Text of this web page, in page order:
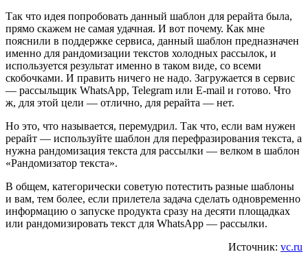
Так что идея попробовать данный шаблон для рерайта была,
прямо скажем не самая удачная. И вот почему. Как мне
пояснили в поддержке сервиса, данный шаблон предназначен
именно для рандомизации текстов холодных рассылок, и
используется результат именно в таком виде, со всеми
скобочками. И править ничего не надо. Загружается в сервис
— рассыльщик WhatsApp, Telegram или E-mail и готово. Что
ж, для этой цели — отлично, для рерайта — нет.
Но это, что называется, перемудрил. Так что, если вам нужен
рерайт — используйте шаблон для перефразирования текста, а
нужна рандомизация текста для рассылки — велком в шаблон
«Рандомизатор текста».
В общем, категорически советую потестить разные шаблоны
и вам, тем более, если прилетела задача сделать одновременно
информацию о запуске продукта сразу на десяти площадках
или рандомизировать текст для WhatsApp — рассылки.
Источник: vc.ru